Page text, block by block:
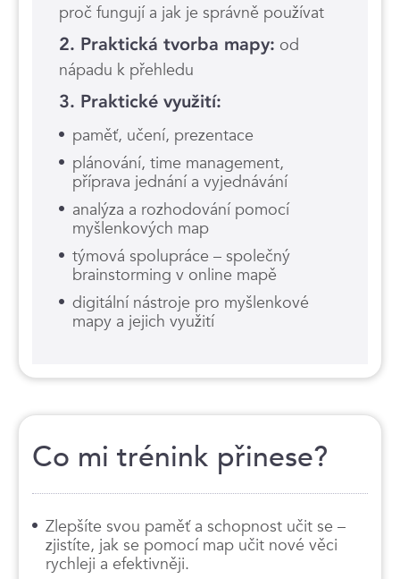
proč fungují a jak je správně používat
2. Praktická tvorba mapy: od
nápadu k přehledu
3. Praktické využití:
paměť, učení, prezentace
plánování, time management,
příprava jednání a vyjednávání
analýza a rozhodování pomocí
myšlenkových map
týmová spolupráce – společný
brainstorming v online mapě
digitální nástroje pro myšlenkové
mapy a jejich využití
Co mi trénink přinese?
Zlepšíte svou paměť a schopnost učit se –
zjistíte, jak se pomocí map učit nové věci
rychleji a efektivněji.